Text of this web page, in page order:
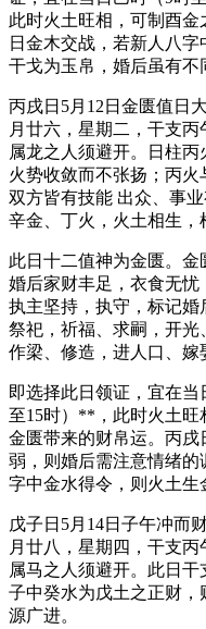
此时火土旺相，可制酉
日金木交战，若新人八
干戈为玉帛，婚后虽有不
丙戌日5月12日金匮值日
月廿六，星期二，干支丙
属龙之人须避开。日柱丙
火势收敛而不张扬；丙
双方皆有技能 出众、事
辛金、丁火，火土相生，
此日十二值神为金匮。
婚后家财丰足，衣食无忧
执主坚持，执守，标记
祭祀，祈福、求嗣，开光
作梁、修造，进人口、嫁
即选择此日领证，宜在当
至15时）**，此时火土旺
金匮带来的财帛运。丙
弱，则婚后需注意情绪的
字中金水得令，则火土生
戊子日5月14日子午冲而
月廿八，星期四，干支丙
属马之人须避开。此日干
子中癸水为戊土之正财
源广进。